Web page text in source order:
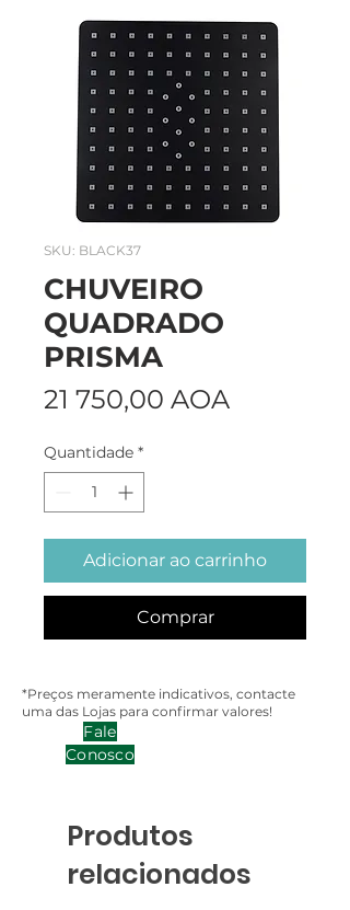
SKU: BLACK37
CHUVEIRO
QUADRADO
PRISMA
21 750,00 AOA
Quantidade *
Adicionar ao carrinho
Comprar
*Preços meramente indicativos, contacte
uma das Lojas para confirmar valores!
Fale
Conosco
Produtos
relacionados